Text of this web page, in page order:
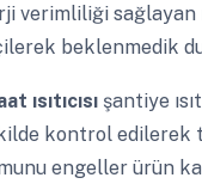
verimliliği
beklenmedik
ısıtıcısı şantiye
kontrol
engeller ürün